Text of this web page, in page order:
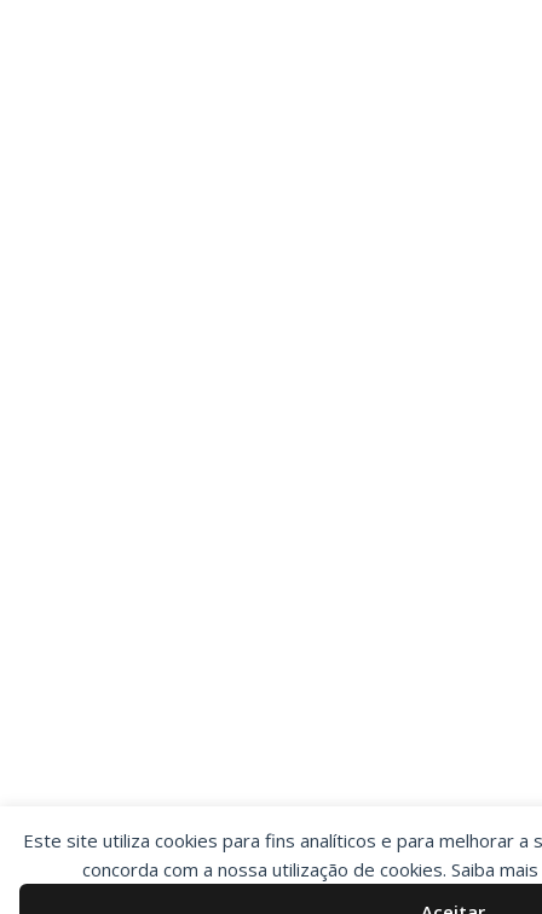
Este site utiliza cookies para fins analíticos e para melhorar a
concorda com a nossa utilização de cookies. Saiba